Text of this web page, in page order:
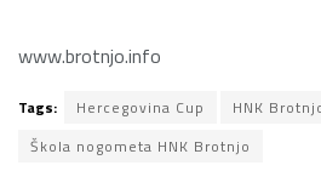
www.brotnjo.info
Tags: Hercegovina Cup
HNK
Škola nogometa HNK Brotnjo